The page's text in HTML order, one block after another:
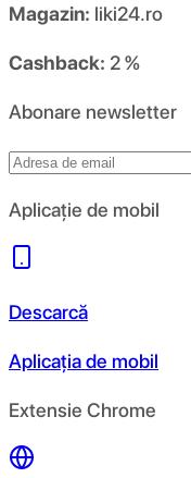
Magazin: liki24.ro
Cashback: 2 %
Abonare newsletter
Aplicație de mobil
Descarcă
Aplicația de mobil
Extensie Chrome